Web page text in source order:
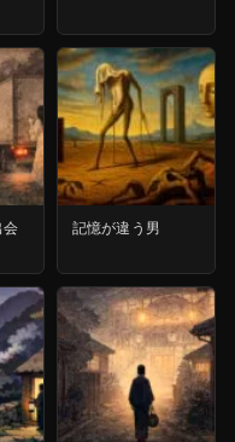
会
記憶が違う男